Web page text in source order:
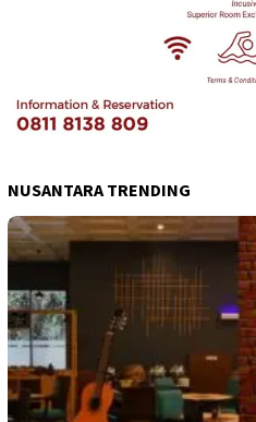
NUSANTARA TRENDING